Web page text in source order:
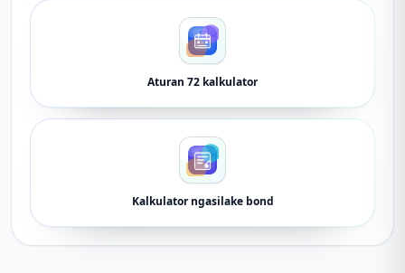
Aturan 72 kalkulator
Kalkulator ngasilake bond